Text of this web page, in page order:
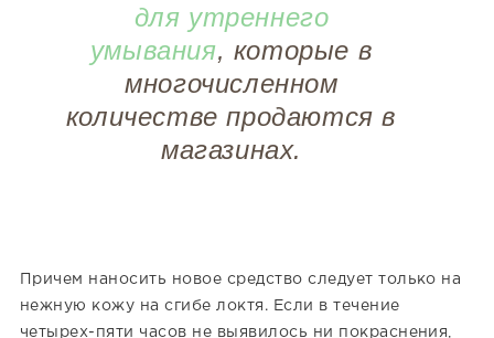
для утреннего
умывания, которые в
многочисленном
количестве продаются в
магазинах.
Причем наносить новое средство следует только на
нежную кожу на сгибе локтя. Если в течение
четырех-пяти часов не выявилось ни покраснения,